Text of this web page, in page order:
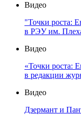
Видео
"Точки роста:
в РЭУ им.
Видео
«Точки роста:
в редакции
Видео
Дзермант и